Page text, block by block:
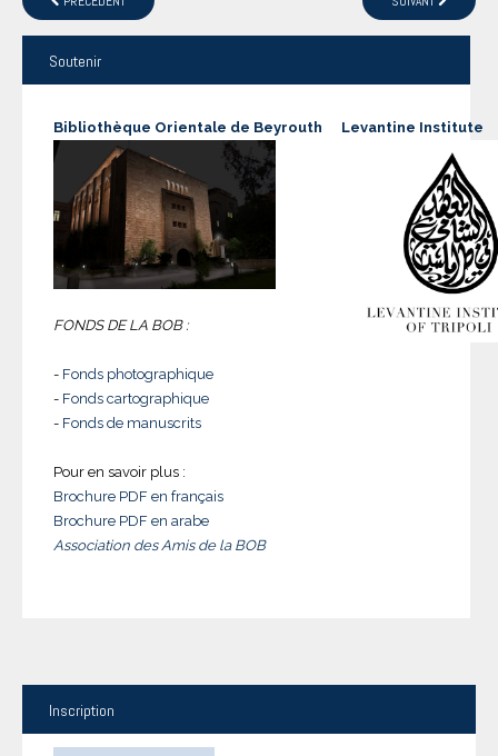
Soutenir
Bibliothèque Orientale de Beyrouth
FONDS DE LA BOB :
- Fonds photographique
- Fonds cartographique
- Fonds de manuscrits
Pour en savoir plus :
Brochure PDF en français
Brochure PDF en arabe
Association des Amis de la BOB
Levantine Institute
Inscription